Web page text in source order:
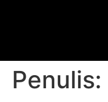
Penulis: